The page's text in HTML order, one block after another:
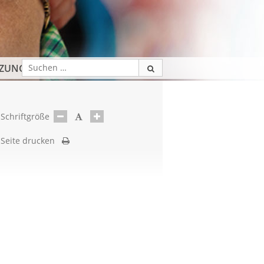
Schriftgröße
Seite drucken